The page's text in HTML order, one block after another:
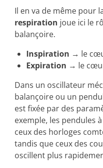
Il en va de même pour
respiration joue ici le
balançoire.
Inspiration → le
Expiration → le
Dans un oscillateur
balançoire ou un
est fixée par des
exemple, les pendules
ceux des horloges
tandis que ceux des
oscillent plus